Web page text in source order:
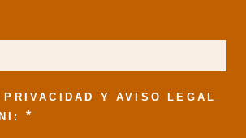
Y AVISO LEGAL
*